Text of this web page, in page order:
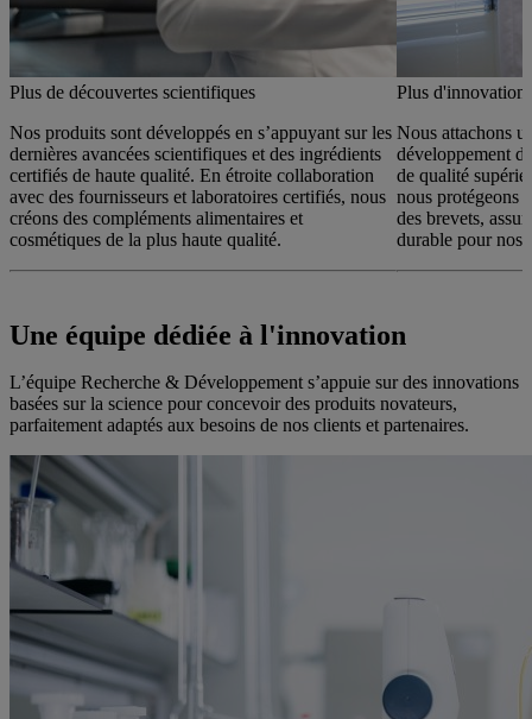
Plus de découvertes scientifiques
Nos produits sont développés en s’appuyant sur les
dernières avancées scientifiques et des ingrédients
certifiés de haute qualité. En étroite collaboration
avec des fournisseurs et laboratoires certifiés, nous
créons des compléments alimentaires et
cosmétiques de la plus haute qualité.
Plus d'innovation
Nous attachons
développement
de qualité
nous protégeons
des brevets,
durable pour nos
Une équipe dédiée à l'innovation
L’équipe Recherche & Développement s’appuie sur des innovations
basées sur la science pour concevoir des produits novateurs,
parfaitement adaptés aux besoins de nos clients et partenaires.